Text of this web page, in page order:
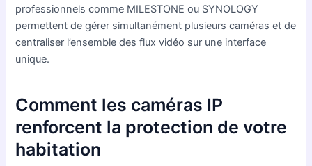
professionnels comme MILESTONE ou SYNOLOGY
permettent de gérer simultanément plusieurs caméras et de
centraliser l’ensemble des flux vidéo sur une interface
unique.
Comment les caméras IP
renforcent la protection de votre
habitation